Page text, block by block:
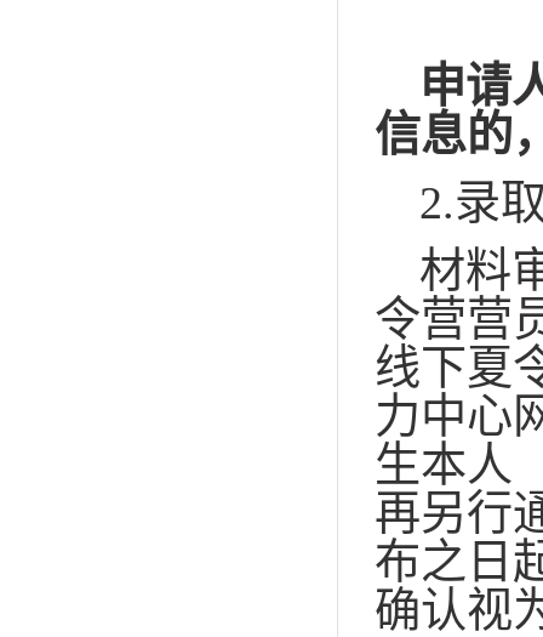
申请
信息的
2.录
材料
令营营
线下夏
力中心
生本人
再另行
布之日
确认视